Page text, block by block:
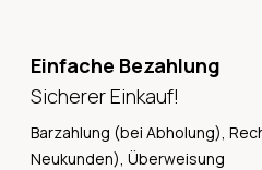
Einfache Bezahlung
Sicherer Einkauf!
Barzahlung (bei Abholung),
Neukunden), Überweisung